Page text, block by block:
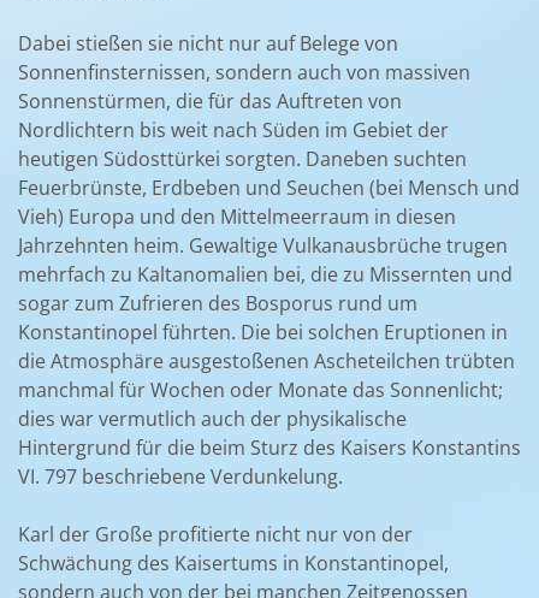
Dabei stießen sie nicht nur auf Belege von
Sonnenfinsternissen, sondern auch von massiven
Sonnenstürmen, die für das Auftreten von
Nordlichtern bis weit nach Süden im Gebiet der
heutigen Südosttürkei sorgten. Daneben suchten
Feuerbrünste, Erdbeben und Seuchen (bei Mensch und
Vieh) Europa und den Mittelmeerraum in diesen
Jahrzehnten heim. Gewaltige Vulkanausbrüche trugen
mehrfach zu Kaltanomalien bei, die zu Missernten und
sogar zum Zufrieren des Bosporus rund um
Konstantinopel führten. Die bei solchen Eruptionen in
die Atmosphäre ausgestoßenen Ascheteilchen trübten
manchmal für Wochen oder Monate das Sonnenlicht;
dies war vermutlich auch der physikalische
Hintergrund für die beim Sturz des Kaisers Konstantins
VI. 797 beschriebene Verdunkelung.
Karl der Große profitierte nicht nur von der
Schwächung des Kaisertums in Konstantinopel,
sondern auch von der bei manchen Zeitgenossen